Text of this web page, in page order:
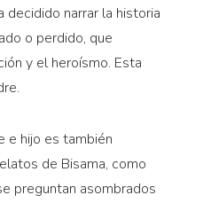
decidido narrar la historia
o perdido, que
y el heroísmo. Esta
e hijo es también
de Bisama, como
preguntan asombrados